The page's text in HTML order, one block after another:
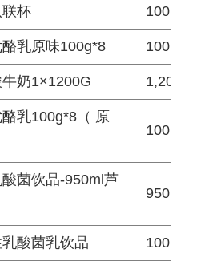
杯 100 g
乳原味100g*8 100 g
奶1×1200G 1,200 g
乳100g*8（ 原
100 g
菌饮品-950ml芦
950 ml
酸菌乳饮品 100 ml